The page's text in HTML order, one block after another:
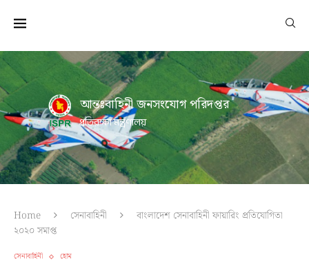
আন্তঃবাহিনী জনসংযোগ পরিদপ্তর
প্রতিরক্ষা মন্ত্রণালয়
Home সেনাবাহিনী
বাংলাদেশ সেনাবাহিনী ফায়ারিং প্রতিযোগিতা
২০২০ সমাপ্ত
সেনাবাহিনী হোম